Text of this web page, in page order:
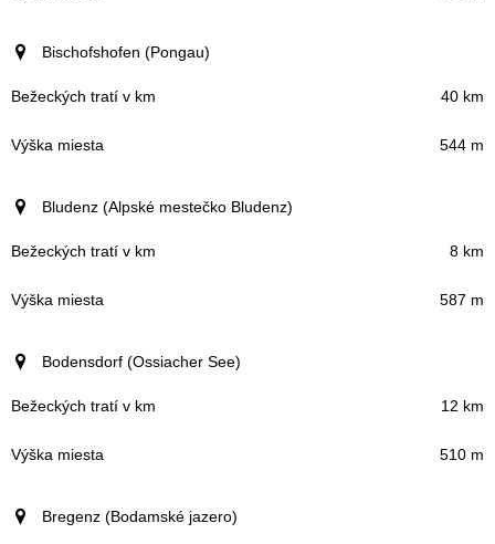
Bischofshofen (Pongau)
40 km
544 m
Bludenz (Alpské mestečko Bludenz)
8 km
587 m
Bodensdorf (Ossiacher See)
12 km
510 m
Bregenz (Bodamské jazero)